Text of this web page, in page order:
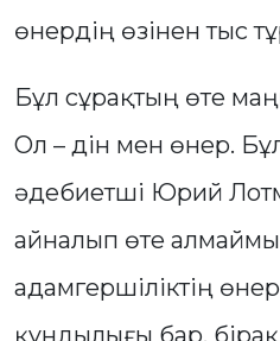
өнердің өзінен тыс
Бұл сұрақтың өте
Ол – дін мен өнер.
әдебиетші Юрий
айналып өте
адамгершіліктің
құндылығы бар,